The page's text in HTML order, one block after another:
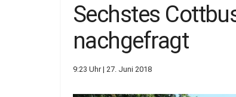
Sechstes
nachgefragt
9:23 Uhr | 27. Juni 2018